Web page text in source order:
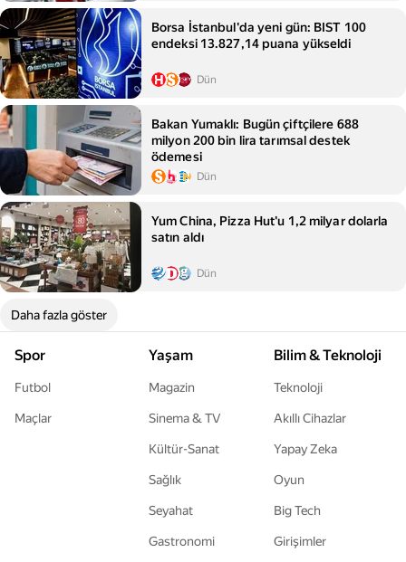
Borsa İstanbul'da yeni gün: BIST 100
endeksi 13.827,14 puana yükseldi
Dün
Bakan Yumaklı: Bugün çiftçilere 688
milyon 200 bin lira tarımsal destek
ödemesi
Dün
Yum China, Pizza Hut'u 1,2 milyar dolarla
satın aldı
Dün
Daha fazla göster
Spor
Futbol
Maçlar
Yaşam
Magazin
Sinema & TV
Kültür-Sanat
Sağlık
Seyahat
Gastronomi
Bilim & Teknoloji
Teknoloji
Akıllı Cihazlar
Yapay Zeka
Oyun
Big Tech
Girişimler